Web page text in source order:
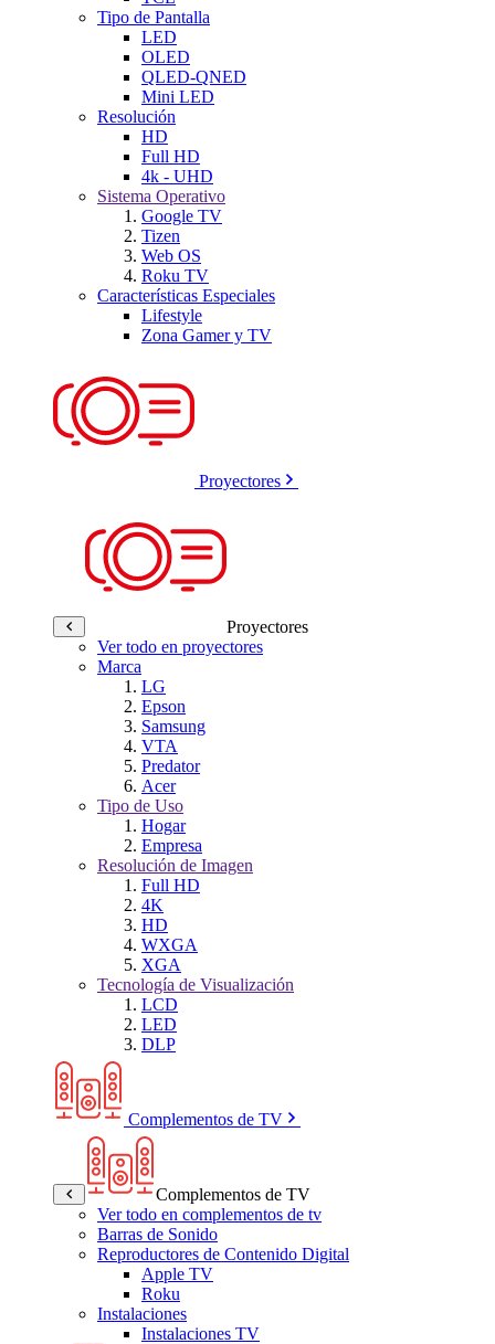
Tipo de Pantalla
LED
OLED
QLED-QNED
Mini LED
Resolución
HD
Full HD
4k - UHD
Sistema Operativo
Google TV
Tizen
Web OS
Roku TV
Características Especiales
Lifestyle
Zona Gamer y TV
Proyectores
Proyectores
Ver todo en proyectores
Marca
LG
Epson
Samsung
VTA
Predator
Acer
Tipo de Uso
Hogar
Empresa
Resolución de Imagen
Full HD
4K
HD
WXGA
XGA
Tecnología de Visualización
LCD
LED
DLP
Complementos de TV
Complementos de TV
Ver todo en complementos de tv
Barras de Sonido
Reproductores de Contenido Digital
Apple TV
Roku
Instalaciones
Instalaciones TV